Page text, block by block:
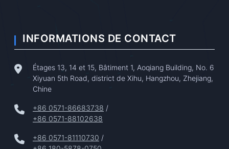
INFORMATIONS DE CONTACT
Étages 13, 14 et 15, Bâtiment 1, Aoqiang Building, No. 6
Xiyuan 5th Road, district de Xihu, Hangzhou, Zhejiang,
Chine
+86 0571-86683738 /
+86 0571-88102638
+86 0571-81110730 /